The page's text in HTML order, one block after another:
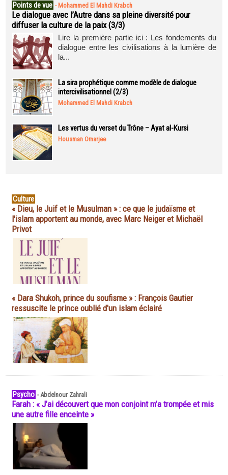
Points de vue - Mohammed El Mahdi Krabch
Le dialogue avec l’Autre dans sa pleine diversité pour
diffuser la culture de la paix (3/3)
Lire la première partie ici : Les fondements du
dialogue entre les civilisations à la lumière de
la...
La sira prophétique comme modèle de dialogue
intercivilisationnel (2/3)
Mohammed El Mahdi Krabch
Les vertus du verset du Trône – Ayat al-Kursi
Housman Omarjee
Culture
« Dieu, le Juif et le Musulman » : ce que le judaïsme et
l'islam apportent au monde, avec Marc Neiger et Michaël
Privot
« Dara Shukoh, prince du soufisme » : François Gautier
ressuscite le prince oublié d'un islam éclairé
Psycho -Abdelnour Zahrali
Farah : « J’ai découvert que mon conjoint m’a trompée et mis
une autre fille enceinte »